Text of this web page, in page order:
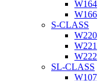
W164
W166
S-CLASS
W220
W221
W222
SL-CLASS
W107